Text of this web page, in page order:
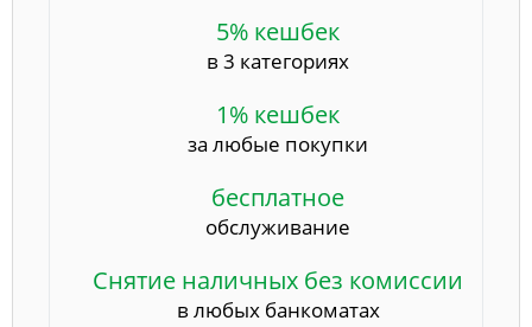
5% кешбек
в 3 категориях
1% кешбек
за любые покупки
бесплатное
обслуживание
Снятие наличных без комиссии
в любых банкоматах